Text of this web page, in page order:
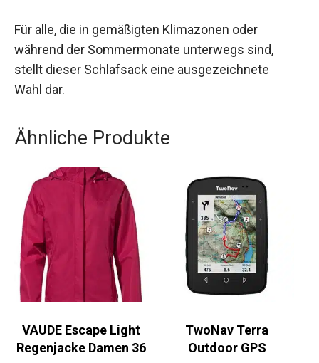
Für alle, die in gemäßigten Klimazonen oder
während der Sommermonate unterwegs sind,
stellt dieser Schlafsack eine ausgezeichnete
Wahl dar.
Ähnliche Produkte
VAUDE Escape Light
Regenjacke Damen 36
TwoNav Terra
Outdoor GPS